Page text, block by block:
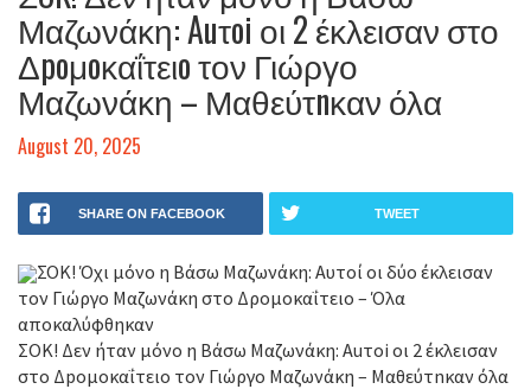
Μαζωνάκη: Auτoi οι 2 έκλεισαν στο
Δpoμoκαΐτειo τον Γιώργο
Μαζωνάκη – Μαθεύτnκαν όλα
August 20, 2025
SHARE ON FACEBOOK TWEET
ΣΟΚ! Όχι μόνο η Βάσω Μαζωνάκη: Αυτοί οι δύο έκλεισαν
τον Γιώργο Μαζωνάκη στο Δρομοκαΐτειο – Όλα
αποκαλύφθηκαν
ΣOK! Δεν ήταν μόνο η Βάσω Μαζωνάκη: Auτoi οι 2 έκλεισαν
στο Δpoμoκαΐτειo τον Γιώργο Μαζωνάκη – Μαθεύτnκαν όλα